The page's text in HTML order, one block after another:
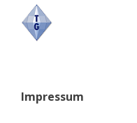
Impressum